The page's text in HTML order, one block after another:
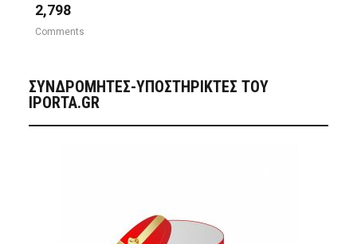
2,798
Comments
ΣΥΝΔΡΟΜΗΤΈΣ-ΥΠΟΣΤΗΡΙΚΤΈΣ ΤΟΥ
IPORTA.GR